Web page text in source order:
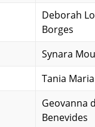
Deborah
Borges
Synara
Tania
Geovanna
Benevides